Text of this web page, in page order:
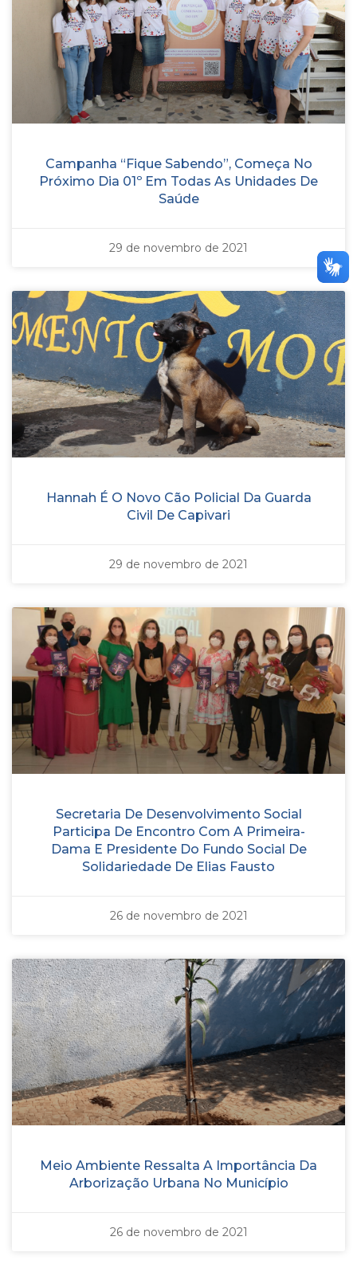
Campanha “Fique Sabendo”, Começa No
Próximo Dia 01º Em Todas As Unidades De
Saúde
29 de novembro de 2021
Hannah É O Novo Cão Policial Da Guarda
Civil De Capivari
29 de novembro de 2021
Secretaria De Desenvolvimento Social
Participa De Encontro Com A Primeira-
Dama E Presidente Do Fundo Social De
Solidariedade De Elias Fausto
26 de novembro de 2021
Meio Ambiente Ressalta A Importância Da
Arborização Urbana No Município
26 de novembro de 2021